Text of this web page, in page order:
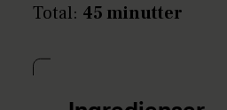
Total: 45 minutter